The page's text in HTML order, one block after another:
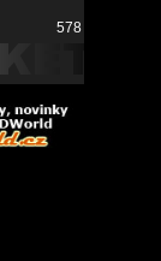
578